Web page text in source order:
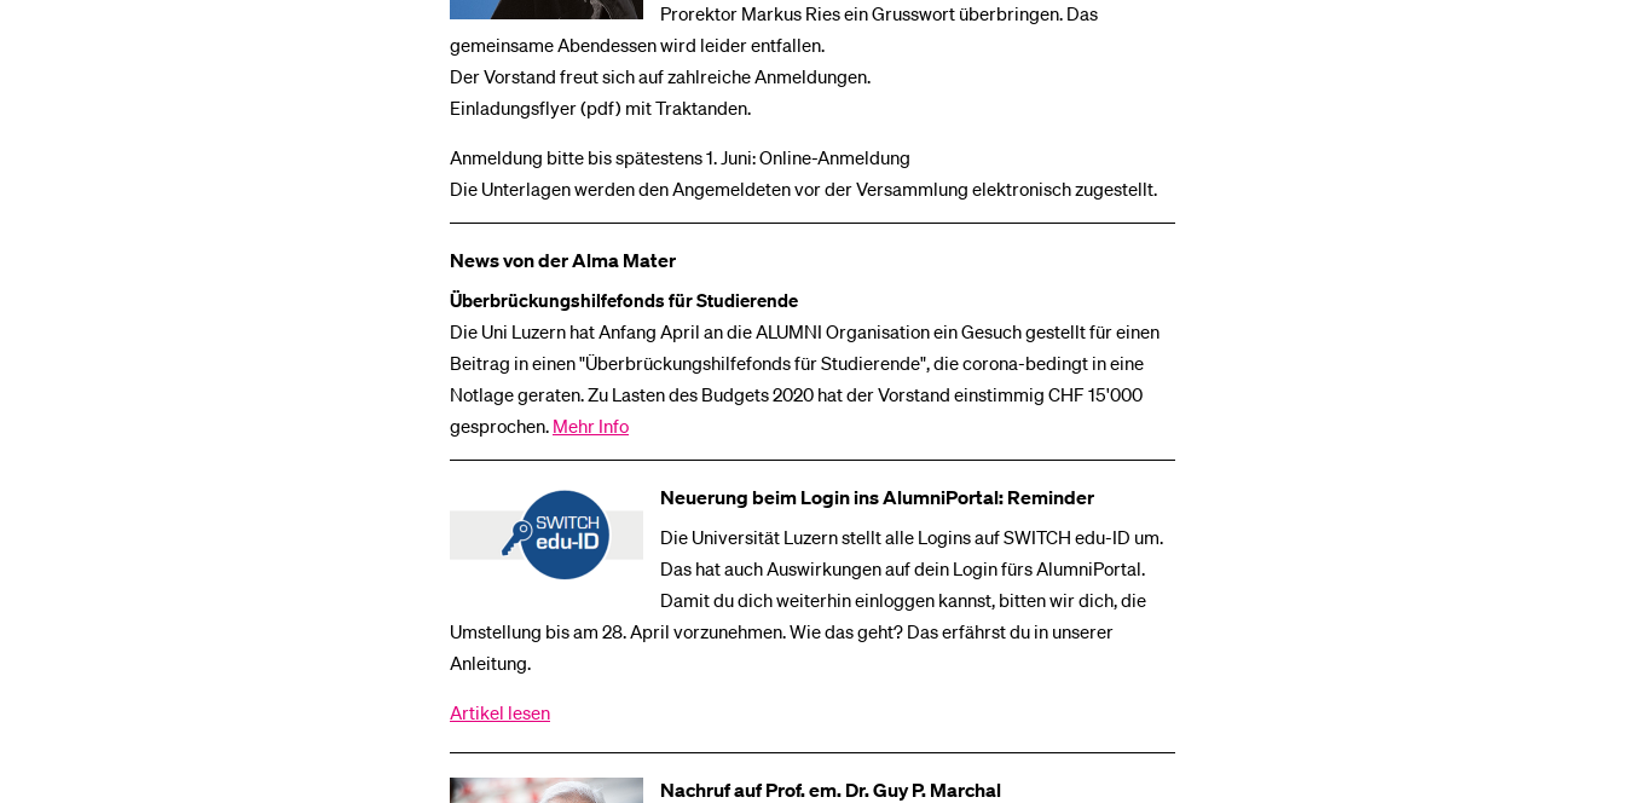
Prorektor Markus Ries ein Grusswort überbringen. Das
gemeinsame Abendessen wird leider entfallen.
Der Vorstand freut sich auf zahlreiche Anmeldungen.
Einladungsflyer (pdf) mit Traktanden.
Anmeldung bitte bis spätestens 1. Juni: Online-Anmeldung
Die Unterlagen werden den Angemeldeten vor der Versammlung elektronisch zugestellt.
News von der Alma Mater
Überbrückungshilfefonds für Studierende
Die Uni Luzern hat Anfang April an die ALUMNI Organisation ein Gesuch gestellt für einen
Beitrag in einen "Überbrückungshilfefonds für Studierende", die corona-bedingt in eine
Notlage geraten. Zu Lasten des Budgets 2020 hat der Vorstand einstimmig CHF 15'000
gesprochen. Mehr Info
Neuerung beim Login ins AlumniPortal: Reminder
Die Universität Luzern stellt alle Logins auf SWITCH edu-ID um.
Das hat auch Auswirkungen auf dein Login fürs AlumniPortal.
Damit du dich weiterhin einloggen kannst, bitten wir dich, die
Umstellung bis am 28. April vorzunehmen. Wie das geht? Das erfährst du in unserer
Anleitung.
Artikel lesen
Nachruf auf Prof. em. Dr. Guy P. Marchal